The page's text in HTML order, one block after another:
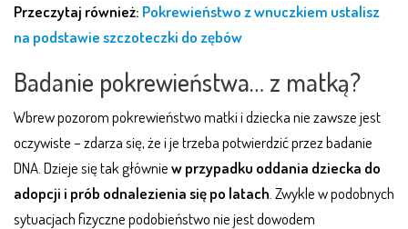
Przeczytaj również: Pokrewieństwo z wnuczkiem ustalisz
na podstawie szczoteczki do zębów
Badanie pokrewieństwa… z matką?
Wbrew pozorom pokrewieństwo matki i dziecka nie zawsze jest
oczywiste – zdarza się, że i je trzeba potwierdzić przez badanie
DNA. Dzieje się tak główniew przypadku oddania dziecka do
adopcji i prób odnalezienia się po latach . Zwykle w podobnych
sytuacjach fizyczne podobieństwo nie jest dowodem